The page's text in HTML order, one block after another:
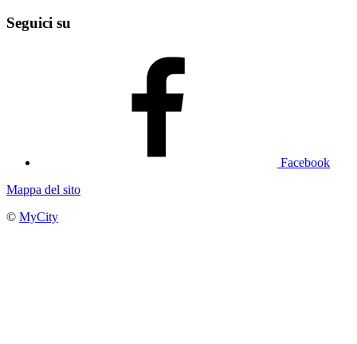
Seguici su
Facebook
Mappa del sito
© MyCity